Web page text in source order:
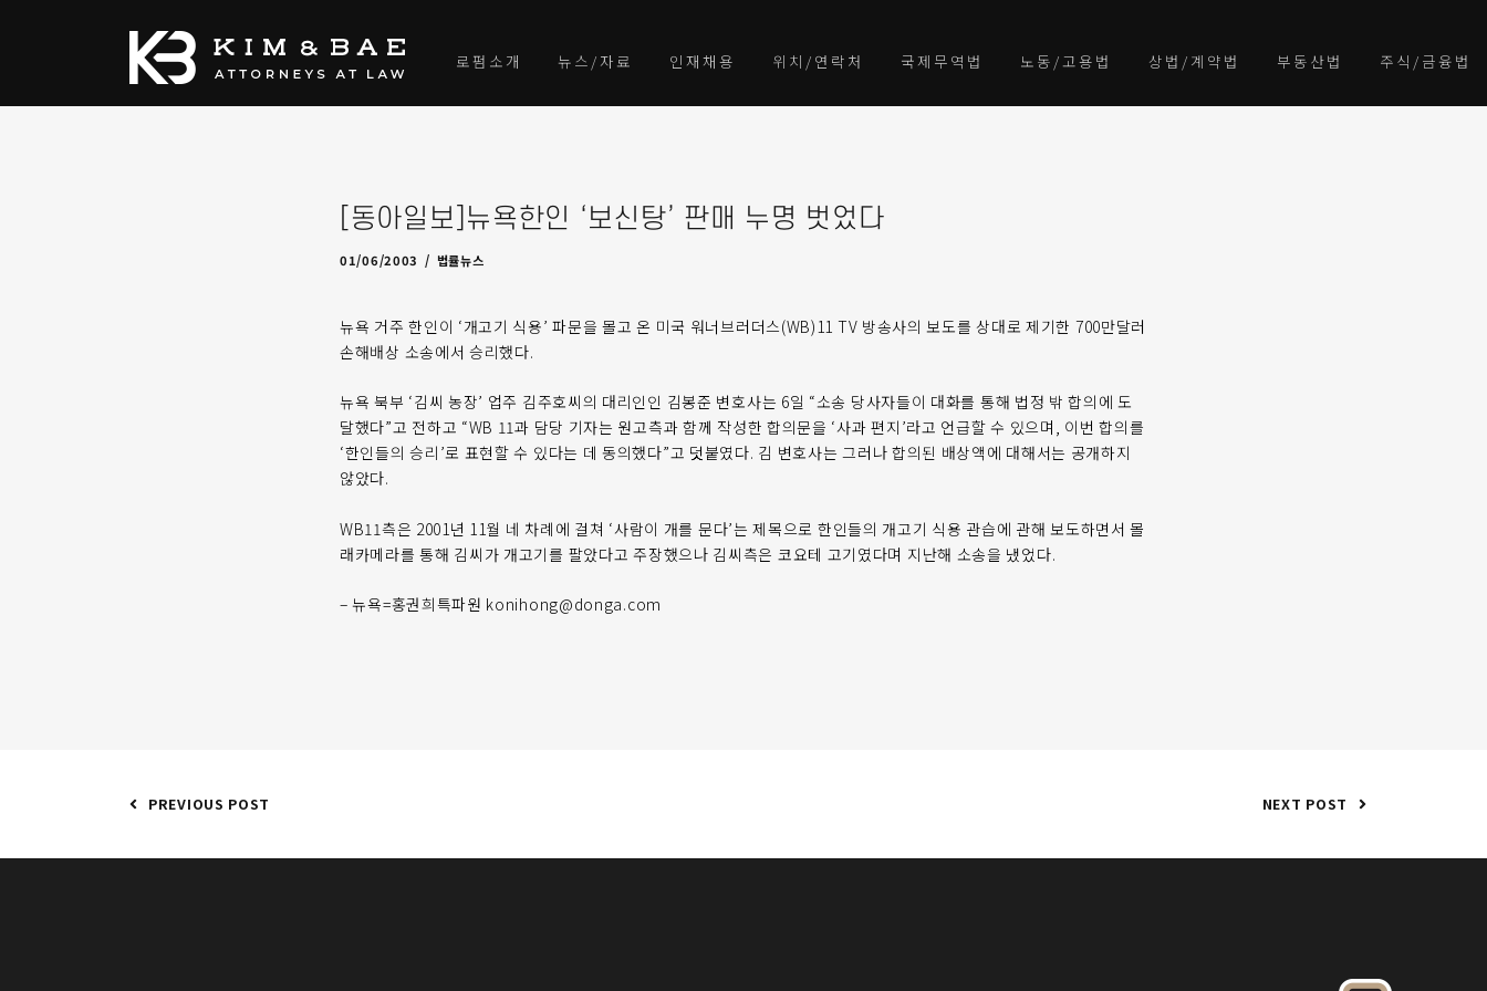
로펌소개 뉴스/자료 인재채용 위치/연락처 국제무역법 노동/고용법 상법/계약법 부동산법 주식/금융법
[동아일보]뉴욕한인 ‘보신탕’ 판매 누명 벗었다
01/06/2003
09/12/2009 법률뉴스
byadmin
뉴욕 거주 한인이 ‘개고기 식용’ 파문을 몰고 온 미국 워너브러더스(WB)11 TV 방송사의 보도를 상대로 제기한 700만달러
손해배상 소송에서 승리했다.
뉴욕 북부 ‘김씨 농장’ 업주 김주호씨의 대리인인 김봉준 변호사는 6일 “소송 당사자들이 대화를 통해 법정 밖 합의에 도
달했다”고 전하고 “WB 11과 담당 기자는 원고측과 함께 작성한 합의문을 ‘사과 편지’라고 언급할 수 있으며, 이번 합의를
‘한인들의 승리’로 표현할 수 있다는 데 동의했다”고 덧붙였다. 김 변호사는 그러나 합의된 배상액에 대해서는 공개하지
않았다.
WB11측은 2001년 11월 네 차례에 걸쳐 ‘사람이 개를 문다’는 제목으로 한인들의 개고기 식용 관습에 관해 보도하면서 몰
래카메라를 통해 김씨가 개고기를 팔았다고 주장했으나 김씨측은 코요테 고기였다며 지난해 소송을 냈었다.
– 뉴욕=홍권희특파원 konihong@donga.com
PREVIOUS POST NEXT POST